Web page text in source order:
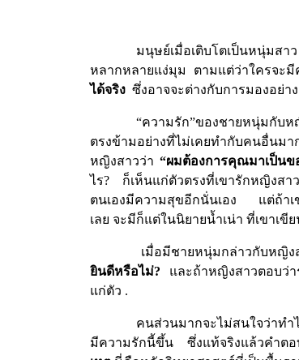
มนุษย์เมื่อเติบโตเป็นหนุ่มสาว
หลากหลายแง่มุม
ตามแต่ว่าใครจะมี
ได้จริง ซึ่งอาจจะต่างกับการมองอย่
“ความรัก”ของชายหนุ่มกับห
ตรงข้ามอย่างที่ไม่เคยทำกับคนอื่นม
หญิงสาวว่า “ผมต้องการคุณมาเป็นข
ไร? ก็เห็นแก่ตัวตรงที่เขารักหญิงสา
ตนเองมีความสุขอีกนั่นเอง
แต่ถ้า
เลย จะมีก็แต่ในนิยายน้ำเน่า ที่เขาเ
เมื่อมีชายหนุ่มกล่าวกับหญิง
ยินดีหรือไม่? และถ้าหญิงสาวตอบว่า
แก่ตัว .
คนส่วนมากจะไม่สนใจว่าทำ
มีความรักนี้ขึ้น
ซึ่งแท้จริงแล้วคำต